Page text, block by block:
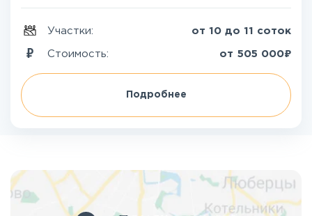
Участки: от 10 до 11 соток
Стоимость: от 505 000₽
Подробнее